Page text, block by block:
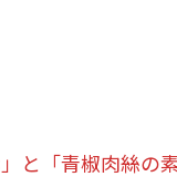
と「青椒肉絲の